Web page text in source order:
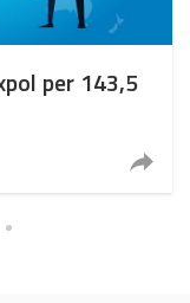
per 143,5